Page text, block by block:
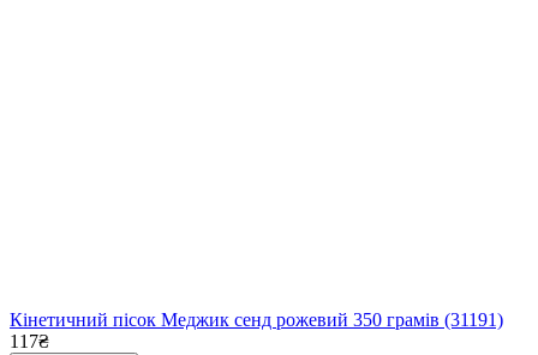
Кінетичний пісок Меджик сенд рожевий 350 грамів (31191)
117₴